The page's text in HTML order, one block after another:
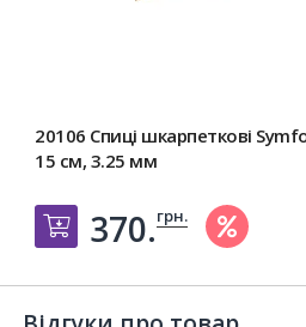
20106 Спиці шкарпеткові
15 см, 3.25 мм
Добавить в корзину
370.грн.